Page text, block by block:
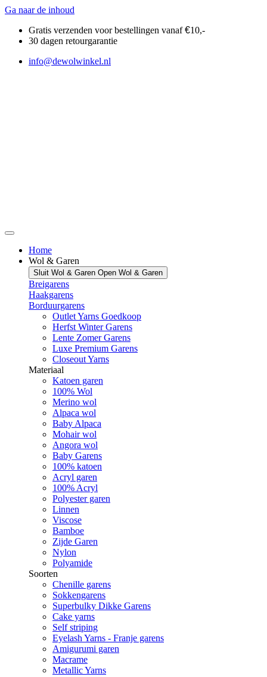
Ga naar de inhoud
Gratis verzenden voor bestellingen vanaf€10,-
30 dagen retourgarantie
info@dewolwinkel.nl
Home
Wol & Garen
Sluit Wol & Garen Open Wol & Garen
Breigarens
Haakgarens
Borduurgarens
Outlet Yarns Goedkoop
Herfst Winter Garens
Lente Zomer Garens
Luxe Premium Garens
Closeout Yarns
Materiaal
Katoen garen
100% Wol
Merino wol
Alpaca wol
Baby Alpaca
Mohair wol
Angora wol
Baby Garens
100% katoen
Acryl garen
100% Acryl
Polyester garen
Linnen
Viscose
Bamboe
Zijde Garen
Nylon
Polyamide
Soorten
Chenille garens
Sokkengarens
Superbulky Dikke Garens
Cake yarns
Self striping
Eyelash Yarns - Franje garens
Amigurumi garen
Macrame
Metallic Yarns